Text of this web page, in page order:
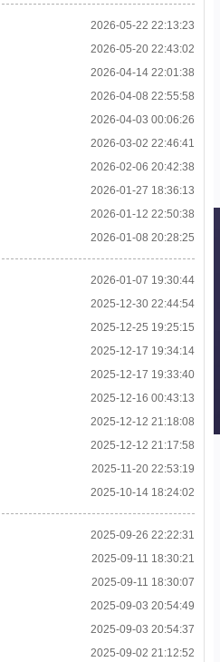
2026-05-22 22:13:23
2026-05-20 22:43:02
2026-04-14 22:01:38
2026-04-08 22:55:58
2026-04-03 00:06:26
2026-03-02 22:46:41
2026-02-06 20:42:38
2026-01-27 18:36:13
2026-01-12 22:50:38
2026-01-08 20:28:25
2026-01-07 19:30:44
2025-12-30 22:44:54
2025-12-25 19:25:15
2025-12-17 19:34:14
2025-12-17 19:33:40
2025-12-16 00:43:13
2025-12-12 21:18:08
2025-12-12 21:17:58
2025-11-20 22:53:19
2025-10-14 18:24:02
2025-09-26 22:22:31
2025-09-11 18:30:21
2025-09-11 18:30:07
2025-09-03 20:54:49
2025-09-03 20:54:37
2025-09-02 21:12:52